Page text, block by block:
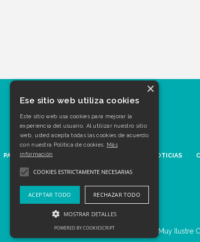
PATOLOGÍAS NOTICIAS
© Muy Ilustre
×
Ese sitio web utiliza cookies
Este sitio web usa cookies para mejorar la
experiencia del usuario. Al utilizar nuestro sitio
web, usted acepta todas las cookies de acuerdo
con nuestra Política de cookies. Más
información
COOKIES ESTRICTAMENTE NECESARIAS
ACEPTAR TODO RECHAZAR TODO
MOSTRAR DETALLES
POWERED BY COOKIESCRIPT